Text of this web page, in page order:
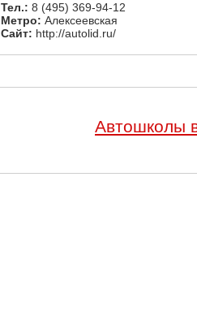
Тел.: 8 (495) 369-94-12
Метро: Алексеевская
Сайт: http://autolid.ru/
Автошколы